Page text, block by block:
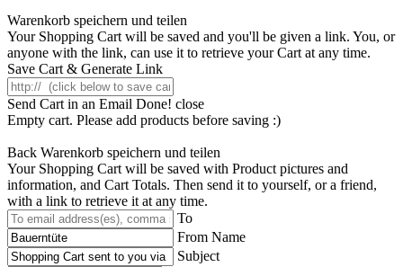
Warenkorb speichern und teilen
Your Shopping Cart will be saved and you'll be given a link. You, or
anyone with the link, can use it to retrieve your Cart at any time.
Save Cart & Generate Link
Send Cart in an Email Done! close
Empty cart. Please add products before saving :)
Back Warenkorb speichern und teilen
Your Shopping Cart will be saved with Product pictures and
information, and Cart Totals. Then send it to yourself, or a friend,
with a link to retrieve it at any time.
To
From Name
Subject